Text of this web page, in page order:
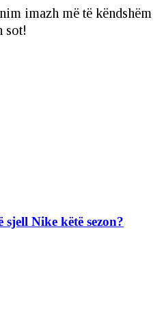
imazh më të këndshëm
sot!
Nike këtë sezon?